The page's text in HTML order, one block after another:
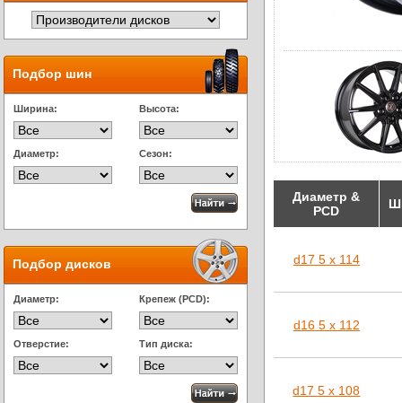
Подбор шин
Ширина: Высота:
Диаметр: Сезон:
Подбор дисков
Диаметр: Крепеж (PCD):
Отверстие: Тип диска:
Диаметр &
PCD
d17 5 x 114
d16 5 x 112
d17 5 x 108